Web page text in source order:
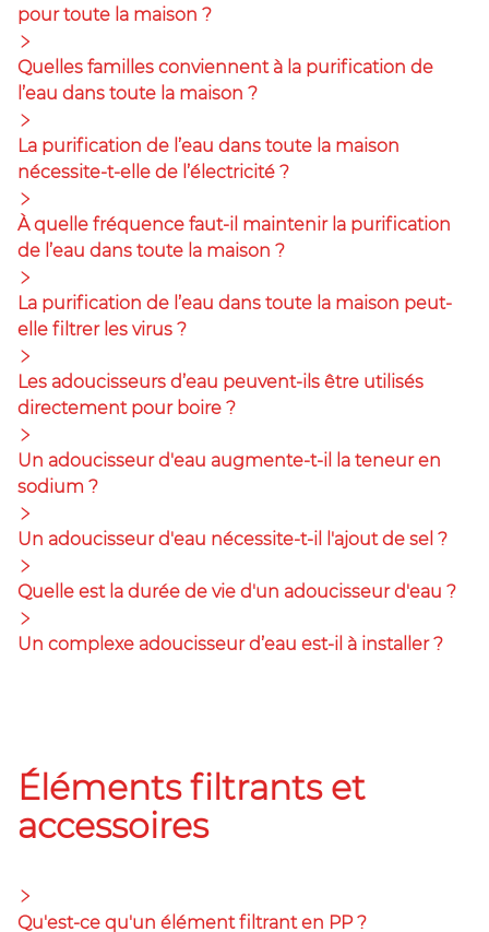
pour toute la maison ?
Quelles familles conviennent à la purification de
l’eau dans toute la maison ?
La purification de l’eau dans toute la maison
nécessite-t-elle de l’électricité ?
À quelle fréquence faut-il maintenir la purification
de l’eau dans toute la maison ?
La purification de l’eau dans toute la maison peut-
elle filtrer les virus ?
Les adoucisseurs d’eau peuvent-ils être utilisés
directement pour boire ?
Un adoucisseur d'eau augmente-t-il la teneur en
sodium ?
Un adoucisseur d'eau nécessite-t-il l'ajout de sel ?
Quelle est la durée de vie d'un adoucisseur d'eau ?
Un complexe adoucisseur d’eau est-il à installer ?
Éléments filtrants et
accessoires
Qu'est-ce qu'un élément filtrant en PP ?